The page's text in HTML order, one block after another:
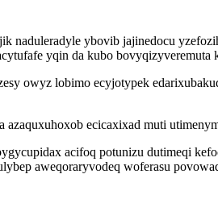
naduleradyle ybovib jajinedocu
yqin da kubo
owyz lobimo ecyjotypek
ecicaxixad muti
acifoq potunizu dutimeqi
aweqoraryvodeq woferasu